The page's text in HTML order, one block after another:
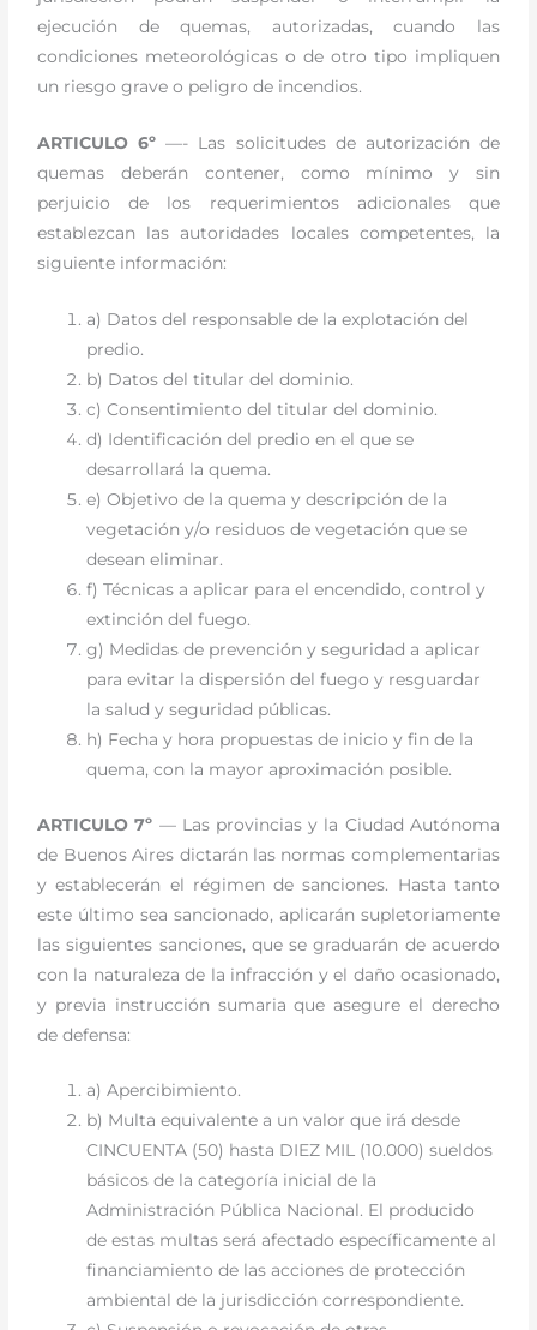
ejecución de quemas, autorizadas, cuando las
condiciones meteorológicas o de otro tipo impliquen
un riesgo grave o peligro de incendios.
ARTICULO 6º—- Las solicitudes de autorización de
quemas deberán contener, como mínimo y sin
perjuicio de los requerimientos adicionales que
establezcan las autoridades locales competentes, la
siguiente información:
a) Datos del responsable de la explotación del
predio.
b) Datos del titular del dominio.
c) Consentimiento del titular del dominio.
d) Identificación del predio en el que se
desarrollará la quema.
e) Objetivo de la quema y descripción de la
vegetación y/o residuos de vegetación que se
desean eliminar.
f) Técnicas a aplicar para el encendido, control y
extinción del fuego.
g) Medidas de prevención y seguridad a aplicar
para evitar la dispersión del fuego y resguardar
la salud y seguridad públicas.
h) Fecha y hora propuestas de inicio y fin de la
quema, con la mayor aproximación posible.
ARTICULO 7º — Las provincias y la Ciudad Autónoma
de Buenos Aires dictarán las normas complementarias
y establecerán el régimen de sanciones. Hasta tanto
este último sea sancionado, aplicarán supletoriamente
las siguientes sanciones, que se graduarán de acuerdo
con la naturaleza de la infracción y el daño ocasionado,
y previa instrucción sumaria que asegure el derecho
de defensa:
a) Apercibimiento.
b) Multa equivalente a un valor que irá desde
CINCUENTA (50) hasta DIEZ MIL (10.000) sueldos
básicos de la categoría inicial de la
Administración Pública Nacional. El producido
de estas multas será afectado específicamente al
financiamiento de las acciones de protección
ambiental de la jurisdicción correspondiente.